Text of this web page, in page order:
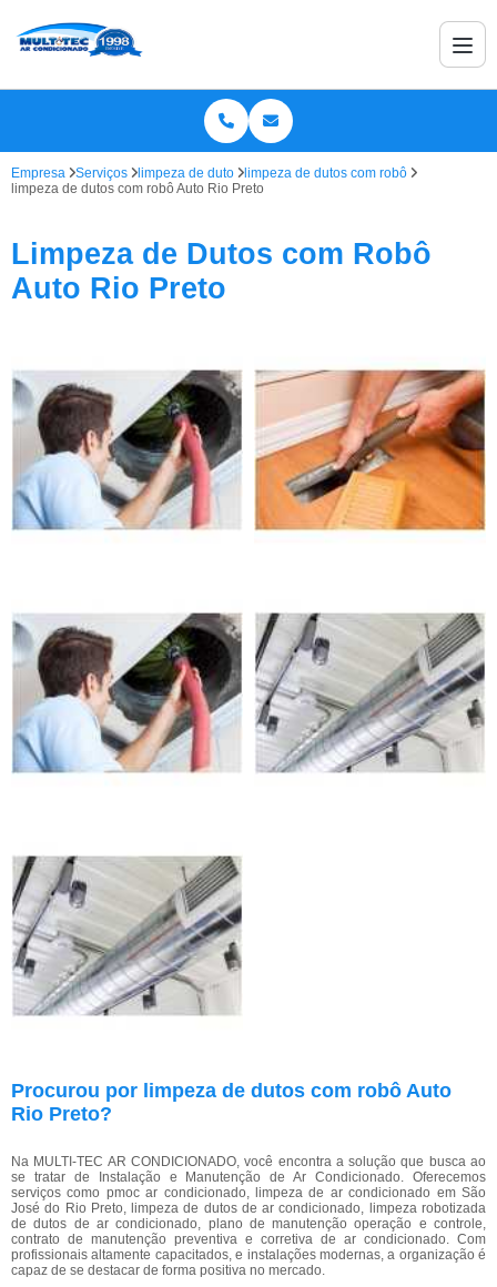
Empresa Serviços limpeza de duto
limpeza de dutos com robô
limpeza de dutos com robô Auto Rio Preto
Limpeza de Dutos com Robô
Auto Rio Preto
Procurou por limpeza de dutos com robô Auto
Rio Preto?
Na MULTI-TEC AR CONDICIONADO, você encontra a solução que busca ao
se tratar de Instalação e Manutenção de Ar Condicionado. Oferecemos
serviços como pmoc ar condicionado, limpeza de ar condicionado em São
José do Rio Preto, limpeza de dutos de ar condicionado, limpeza robotizada
de dutos de ar condicionado, plano de manutenção operação e controle,
contrato de manutenção preventiva e corretiva de ar condicionado. Com
profissionais altamente capacitados, e instalações modernas, a organização é
capaz de se destacar de forma positiva no mercado.